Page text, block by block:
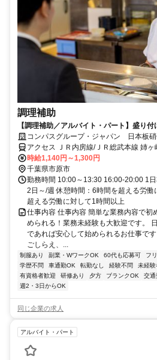
調理補助
【調理補助／アルバイト・パート】盛り
調理レベルでOK！
コンパスグループ・ジャパン 日本板
アクセス ＪＲ内房線/ＪＲ総武本線 姉
線 長浦（千葉県）中央口徒歩約46分、
浦出入口2徒歩約94分
時給1,140円～1,300円
千葉県市原市
勤務時間 10:00～13:30 16:00-20:00 1
2日～/週 休憩時間：6時間を超える労
超える労働に対して1時間以上
仕事内容 仕事内容 簡単な業務内容で初
められる！業務未経験も大歓迎です。
であれば安心して始められるお仕事で
ごしらえ、...
制服あり 副業・WワークOK 60代も応募可 フ
学歴不問
車通勤OK 転勤なし 経験不問 未経験
有資格者歓迎
研修あり 夕方 ブランクOK 交通
週2・3日からOK
同じ企業の求人
アルバイト・パート